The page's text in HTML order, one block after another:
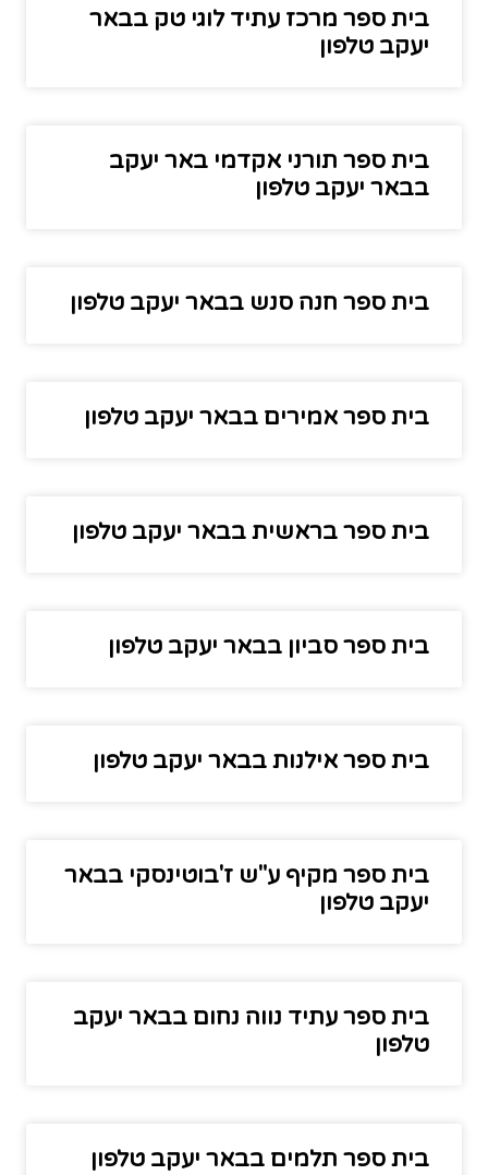
בית ספר מרכז עתיד לוגי טק בבאר
יעקב טלפון
בית ספר תורני אקדמי באר יעקב
בבאר יעקב טלפון
בית ספר חנה סנש בבאר יעקב טלפון
בית ספר אמירים בבאר יעקב טלפון
בית ספר בראשית בבאר יעקב טלפון
בית ספר סביון בבאר יעקב טלפון
בית ספר אילנות בבאר יעקב טלפון
בית ספר מקיף ע"ש ז'בוטינסקי בבאר
יעקב טלפון
בית ספר עתיד נווה נחום בבאר יעקב
טלפון
בית ספר תלמים בבאר יעקב טלפון